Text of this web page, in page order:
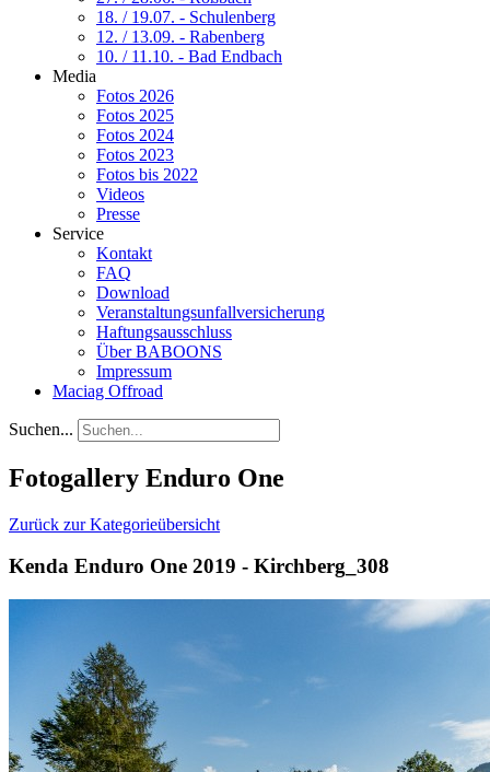
18. / 19.07. - Schulenberg
12. / 13.09. - Rabenberg
10. / 11.10. - Bad Endbach
Media
Fotos 2026
Fotos 2025
Fotos 2024
Fotos 2023
Fotos bis 2022
Videos
Presse
Service
Kontakt
FAQ
Download
Veranstaltungsunfallversicherung
Haftungsausschluss
Über BABOONS
Impressum
Maciag Offroad
Suchen...
Fotogallery Enduro One
Zurück zur Kategorieübersicht
Kenda Enduro One 2019 - Kirchberg_308